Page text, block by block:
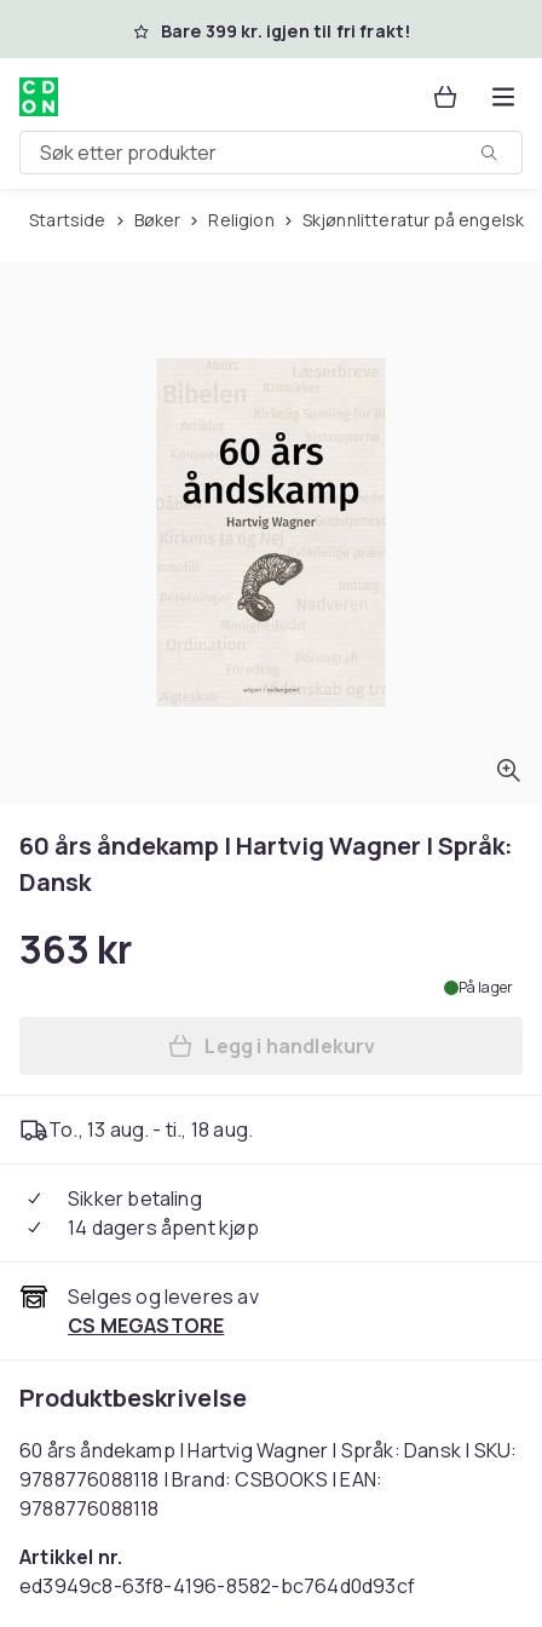
Hopp til hovedinnholdBare 399 kr. igjen til fri frakt!
Søk etter produkter
Startside Bøker Religion Skjønnlitteratur på engelsk
60 års åndekamp | Hartvig Wagner | Språk:
Dansk
363 kr
På lager
Legg 60 års åndekamp |
Legg i handlekurv
To., 13 aug. - ti., 18 aug.
Sikker betaling
14 dagers åpent kjøp
Selges og leveres av
CS MEGASTORE
Produktbeskrivelse
60 års åndekamp | Hartvig Wagner | Språk: Dansk | SKU:
9788776088118 | Brand: CSBOOKS | EAN:
9788776088118
Artikkel nr.
ed3949c8-63f8-4196-8582-bc764d0d93cf